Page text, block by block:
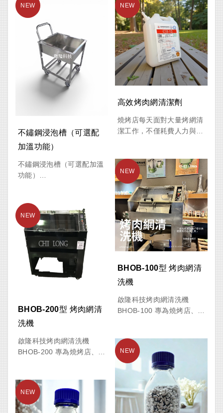
不鏽鋼浸泡槽（可選配
加溫功能）
不鏽鋼浸泡槽（可選配加溫
功能）
不鏽鋼浸泡槽專為金屬零
件、烤網、治具及各類工業
工件之浸泡清洗作業而設
計，槽體採用高品質不鏽鋼
製造，具備優異的耐腐蝕性
與耐用性，適合搭配片鹼、
除油劑及各類工業清洗藥劑
設備可依實際需求選配加溫
系統，透過提升溶液溫度加
速油污與殘留物分解，有效
提升清洗效率與品質。搭配
穩固支架及高承重活動輪設
需求。
高效烤肉網清潔劑
燒烤店每天面對大量烤網清
潔工作，不僅耗費人力與時
網清洗機專為燒烤餐飲業設
計，透過滾桶翻滾研磨清洗
原理，能快速去除烤網上的
焦黑油垢、碳化物及燒焦殘
渣，大幅降低人工刷洗負
擔，提升清潔效率。
BHOB-100型 烤肉網清
洗機
啟隆科技烤肉網清洗機
BHOB-100 專為燒烤店、餐
本的最佳設備。有效解決人
工刷洗烤網耗時費力的問
題，快速去除烤網表面油垢
與燒焦殘渣，讓店家將更多
時間投入於營運與服務品質
提升。
BHOB-200型 烤肉網清
洗機
啟隆科技烤肉網清洗機
BHOB-200 專為燒烤店、餐
的問題。無論是頑固油垢、
燒焦殘渣或長時間累積的碳
化污垢，都能透過自動化清